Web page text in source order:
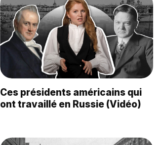
Ces présidents américains qui
ont travaillé en Russie (Vidéo)